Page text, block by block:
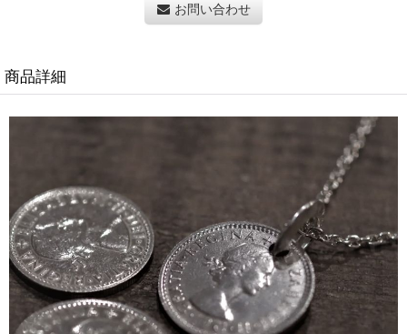
お問い合わせ
商品詳細